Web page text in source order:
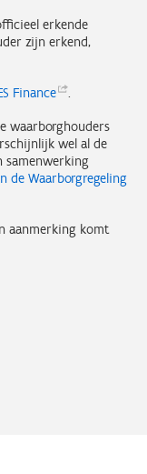
erkende
zijn erkend,
Finance .
waarborghouders
wel al de
samenwerking
de Waarborgregeling
aanmerking komt